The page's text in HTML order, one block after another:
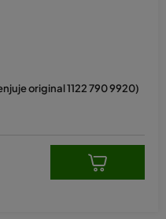
original 1122 790 9920)